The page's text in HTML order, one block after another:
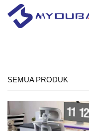
SEMUA PRODUK